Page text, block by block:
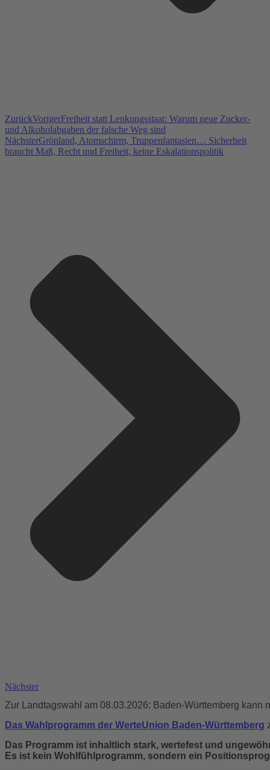
ZurückVorigerFreiheit statt Lenkungsstaat: Warum neue Zucker-
und Alkoholabgaben der falsche Weg sind
NächsterGrönland, Atomschirm, Truppenfantasien… Sicherheit
braucht Maß, Recht und Freiheit, keine Eskalationspolitik
Nächster
Zur Landtagswahl am 08.03.2026: Baden-Württemberg kann
Das Wahlprogramm der WerteUnion Baden-Württemberg
Das Programm ist inhaltlich stark, wertefest und
Es ist kein Wohlfühlprogramm, sondern ein